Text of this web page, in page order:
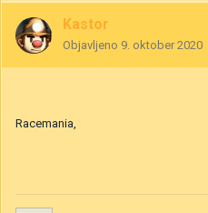
Kastor
Objavljeno 9. oktober 2020
Racemania,